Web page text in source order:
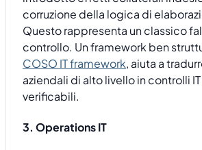
corruzione della logica di
Questo rappresenta un classico
controllo. Un framework ben
COSO IT framework, aiuta a
aziendali di alto livello in controlli
verificabili.
3. Operations IT